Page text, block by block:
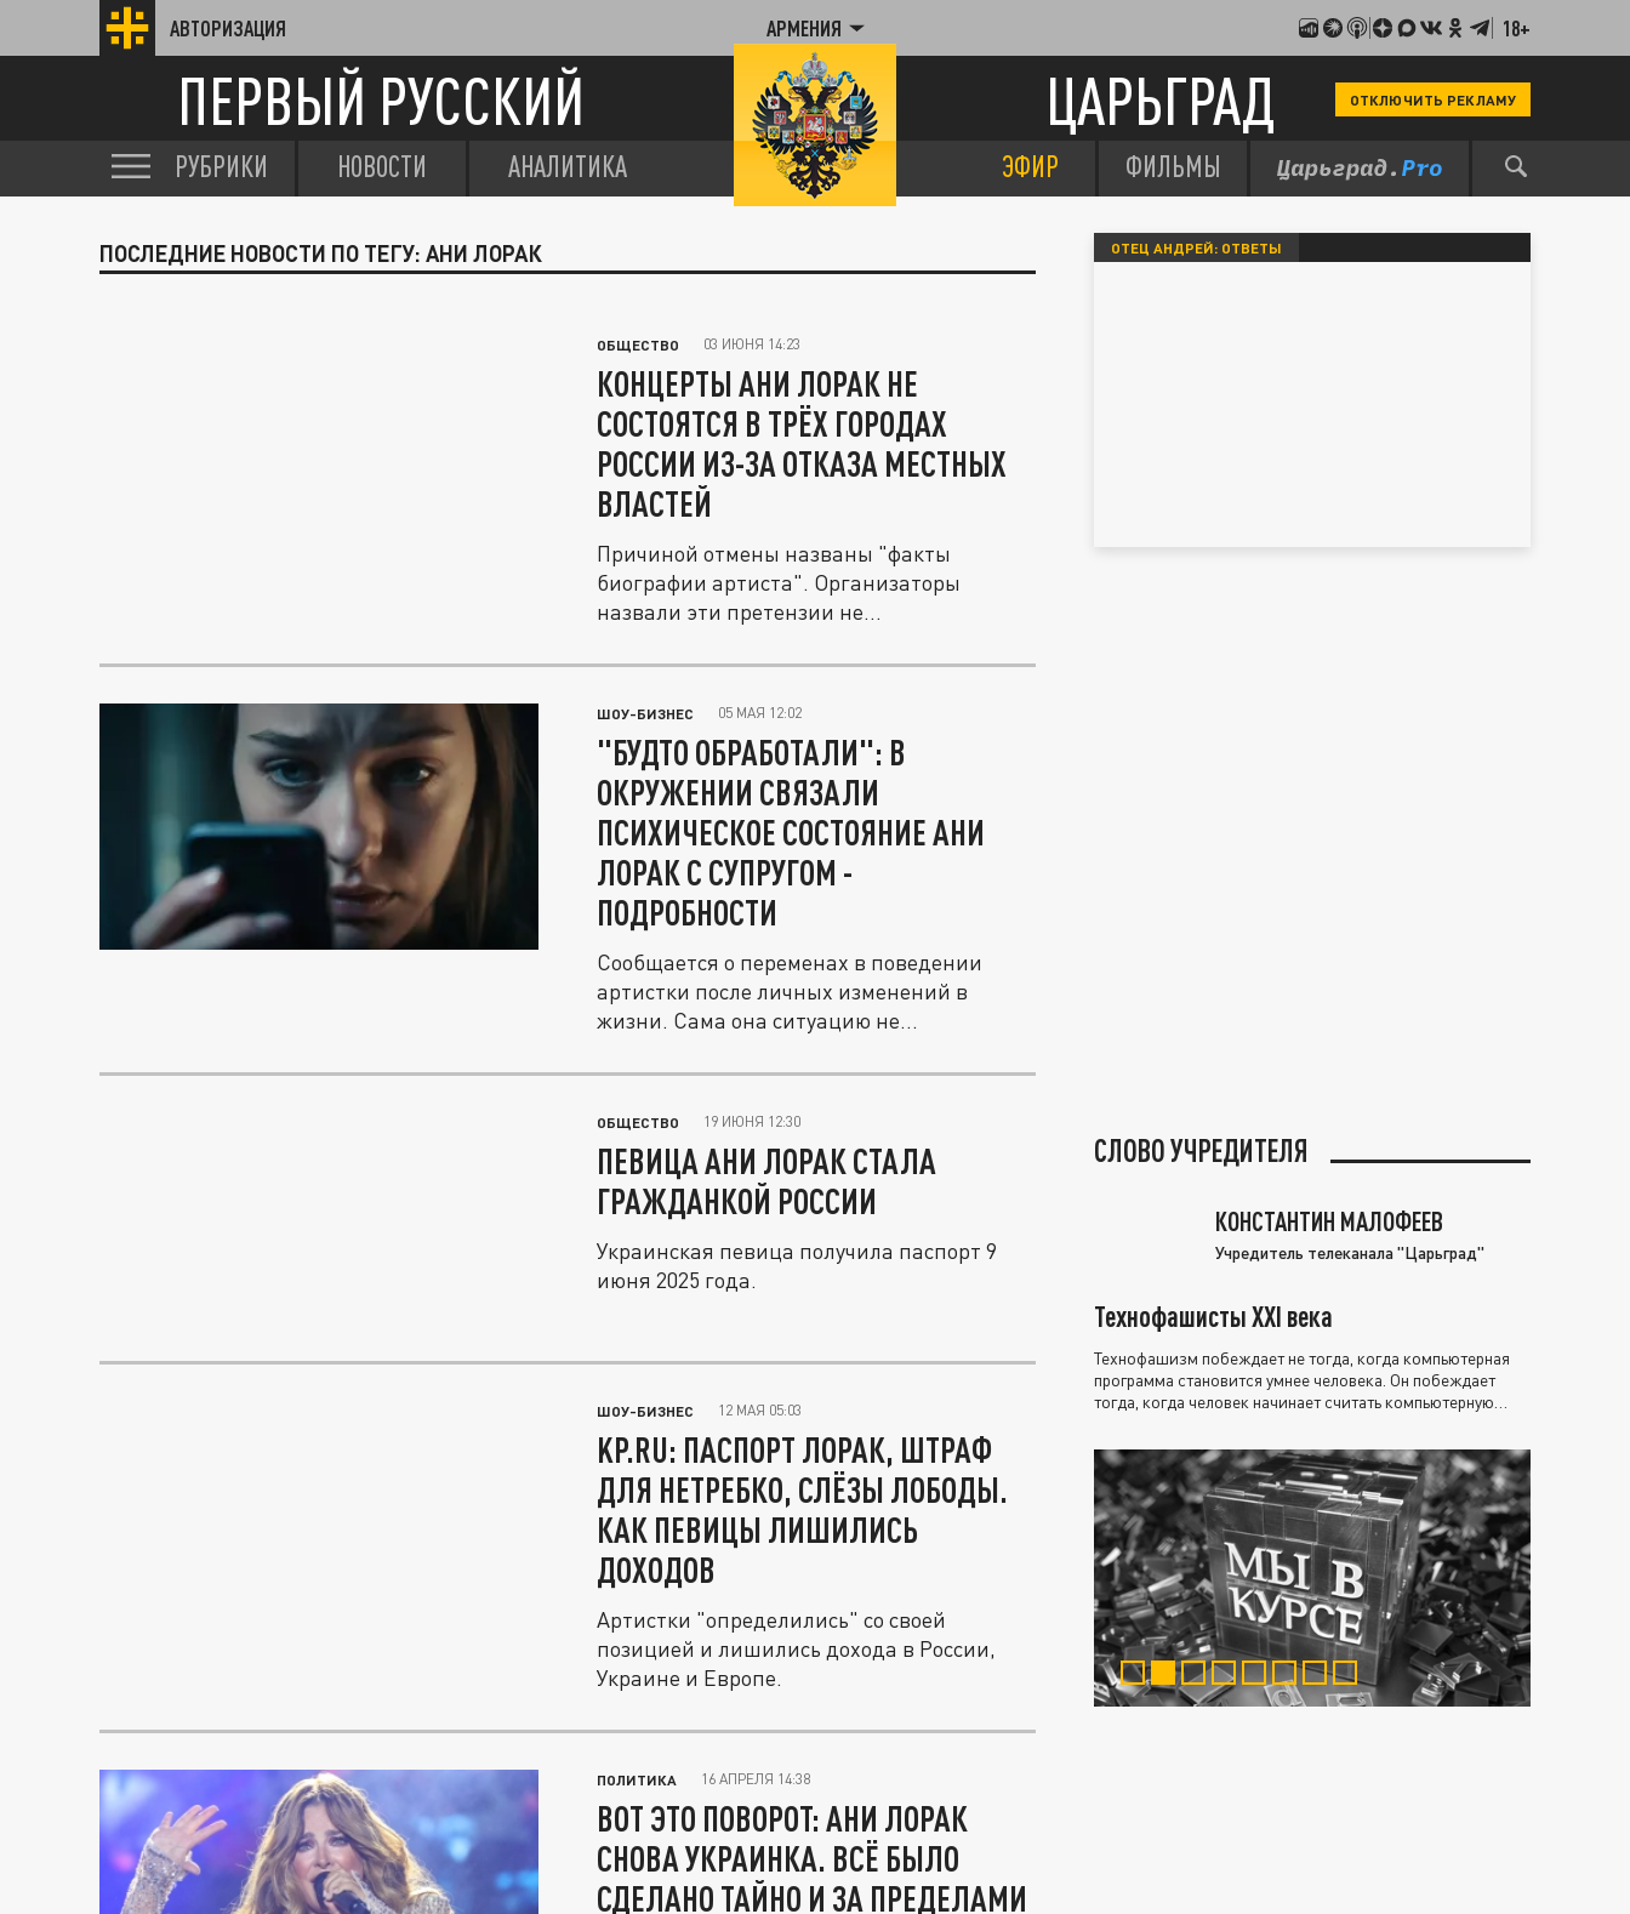
АВТОРИЗАЦИЯ АРМЕНИЯ 18+
ПЕРВЫЙ РУССКИЙ ЦАРЬГРАД ОТКЛЮЧИТЬ РЕКЛАМУ
РУБРИКИ НОВОСТИ АНАЛИТИКА ЭФИР ФИЛЬМЫ
ПОСЛЕДНИЕ НОВОСТИ ПО ТЕГУ: АНИ ЛОРАК
ОБЩЕСТВО 03 ИЮНЯ 14:23
КОНЦЕРТЫ АНИ ЛОРАК НЕ
СОСТОЯТСЯ В ТРЁХ ГОРОДАХ
РОССИИ ИЗ-ЗА ОТКАЗА МЕСТНЫХ
ВЛАСТЕЙ
Причиной отмены названы "факты
биографии артиста". Организаторы
назвали эти претензии не
ШОУ-БИЗНЕС 05 МАЯ 12:02
"БУДТО ОБРАБОТАЛИ": В
ОКРУЖЕНИИ СВЯЗАЛИ
ПСИХИЧЕСКОЕ СОСТОЯНИЕ АНИ
ЛОРАК С СУПРУГОМ -
ПОДРОБНОСТИ
Сообщается о переменах в поведении
артистки после личных изменений в
жизни. Сама она ситуацию не...
ОБЩЕСТВО 19 ИЮНЯ 12:30
ПЕВИЦА АНИ ЛОРАК СТАЛА
ГРАЖДАНКОЙ РОССИИ
Украинская певица получила паспорт 9
июня 2025 года.
ШОУ-БИЗНЕС 12 МАЯ 05:03
KP.RU: ПАСПОРТ ЛОРАК, ШТРАФ
ДЛЯ НЕТРЕБКО, СЛЁЗЫ ЛОБОДЫ.
КАК ПЕВИЦЫ ЛИШИЛИСЬ
ДОХОДОВ
Артистки "определились" со своей
позицией и лишились дохода в России,
Украине и Европе.
ПОЛИТИКА 16 АПРЕЛЯ 14:38
ВОТ ЭТО ПОВОРОТ: АНИ ЛОРАК
СНОВА УКРАИНКА. ВСЁ БЫЛО
СДЕЛАНО ТАЙНО И ЗА ПРЕДЕЛАМИ
ОТЕЦ АНДРЕЙ: ОТВЕТЫ
СЛОВО УЧРЕДИТЕЛЯ
КОНСТАНТИН МАЛОФЕЕВ
Учредитель телеканала "Царьград"
Технофашисты XXI века
Технофашизм побеждает не тогда, когда компьютерная
программа становится умнее человека. Он побеждает
тогда, когда человек начинает считать компьютерную